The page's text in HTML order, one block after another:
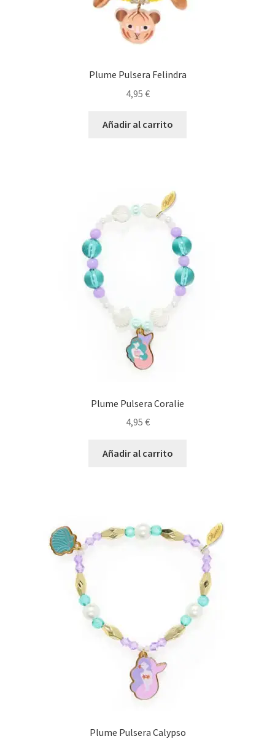
Plume Pulsera Felindra
4,95 €
Añadir al carrito
Plume Pulsera Coralie
4,95 €
Añadir al carrito
Plume Pulsera Calypso